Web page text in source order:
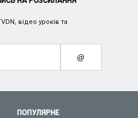
ПОПУЛЯРНЕ
відео уроків та
@